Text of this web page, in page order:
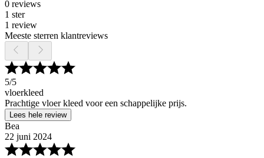
0 reviews
1 ster
1 review
Meeste sterren klantreviews
5/5
vloerkleed
Prachtige vloer kleed voor een schappelijke prijs.
Lees hele review
Bea
22 juni 2024